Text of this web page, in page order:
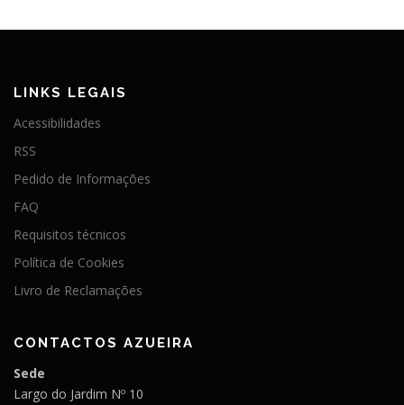
LINKS LEGAIS
Acessibilidades
RSS
Pedido de Informações
FAQ
Requisitos técnicos
Política de Cookies
Livro de Reclamações
CONTACTOS AZUEIRA
Sede
Largo do Jardim Nº 10